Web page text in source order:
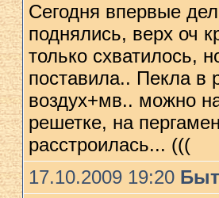
Сегодня впервые
поднялись, верх оч
только схватилось,
поставила.. Пекла в
воздух+мв.. можно
решетке, на
расстроилась... (((
17.10.2009 19:20